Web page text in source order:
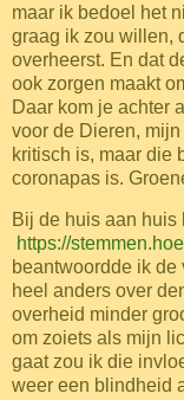
maar ik bedoel het
graag ik zou willen,
overheerst. En dat
ook zorgen maakt
Daar kom je achter
voor de Dieren,
kritisch is, maar die
coronapas is.
Bij de huis aan huis
https://
beantwoordde ik
heel anders over
overheid minder
om zoiets als mijn
gaat zou ik die
weer een blindheid